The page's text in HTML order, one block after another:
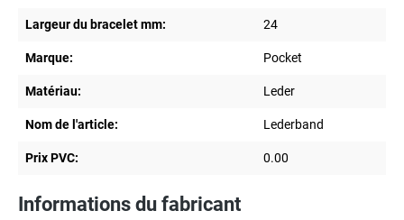
Largeur du bracelet mm: 24
Marque: Pocket
Matériau: Leder
Nom de l'article: Lederband
Prix PVC: 0.00
Informations du fabricant